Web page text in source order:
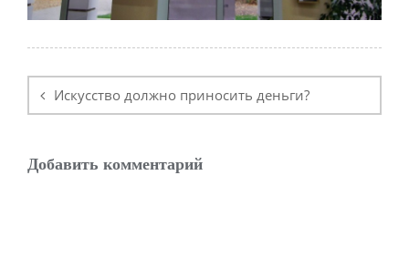
по
записям
Искусство должно приносить деньги?
Добавить комментарий